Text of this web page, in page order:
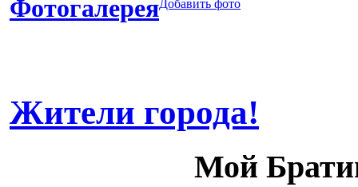
ФотогалереяДобавить фото
Жители города!
Мой